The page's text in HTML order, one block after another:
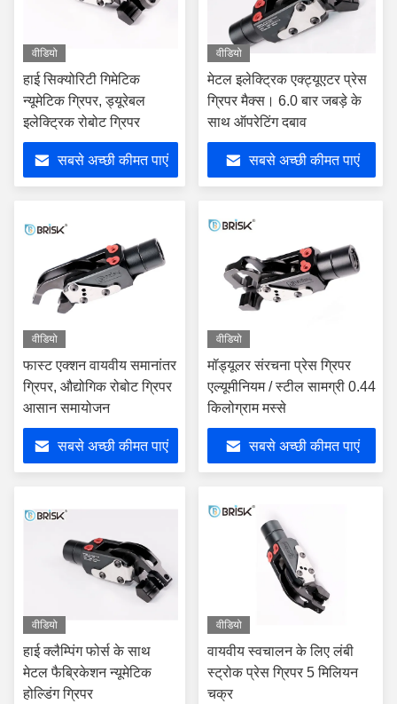
वीडियो
हाई सिक्योरिटी गिमेटिक
न्यूमेटिक ग्रिपर, ड्यूरेबल
इलेक्ट्रिक रोबोट ग्रिपर
सबसे अच्छी कीमत पाएं
वीडियो
मेटल इलेक्ट्रिक एक्ट्यूएटर प्रेस
ग्रिपर मैक्स। 6.0 बार जबड़े के
साथ ऑपरेटिंग दबाव
सबसे अच्छी कीमत पाएं
वीडियो
फास्ट एक्शन वायवीय समानांतर
ग्रिपर, औद्योगिक रोबोट ग्रिपर
आसान समायोजन
सबसे अच्छी कीमत पाएं
वीडियो
मॉड्यूलर संरचना प्रेस ग्रिपर
एल्यूमीनियम / स्टील सामग्री 0.44
किलोग्राम मस्से
सबसे अच्छी कीमत पाएं
वीडियो
हाई क्लैम्पिंग फोर्स के साथ
मेटल फैब्रिकेशन न्यूमेटिक
होल्डिंग ग्रिपर
वीडियो
वायवीय स्वचालन के लिए लंबी
स्ट्रोक प्रेस ग्रिपर 5 मिलियन
चक्र